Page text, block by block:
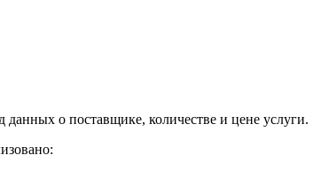
о поставщике, количестве и цене услуги.